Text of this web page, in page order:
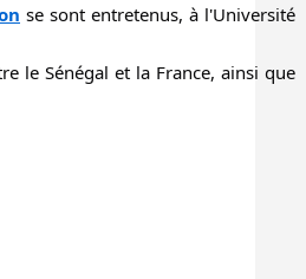
se sont entretenus, à l'Université
le Sénégal et la France, ainsi que